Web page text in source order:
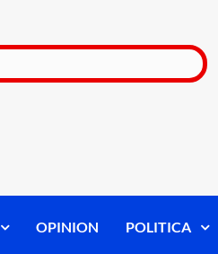
OPINION POLITICA